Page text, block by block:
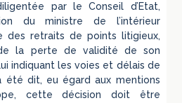
par le Conseil d’Etat,
du ministre de l’intérieur
des retraits de points litigieux,
de la perte de validité de son
indiquant les voies et délais de
été dit, eu égard aux mentions
cette décision doit être